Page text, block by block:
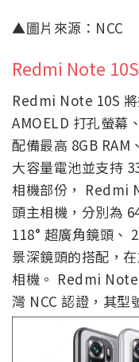
▲圖片來源：NCC
Redmi Note 10S
Redmi Note 10S
AMOELD 打孔螢幕
配備最高 8GB RAM
大容量電池並支持
相機部份， Redmi
頭主相機，分別為
118° 超廣角鏡頭、
景深鏡頭的搭配，
相機。 Redmi
灣 NCC 認證，其型